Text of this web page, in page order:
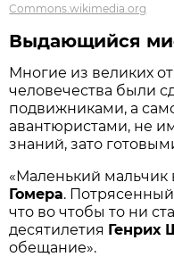
Commons.wikimedia.org
Выдающийся
Многие из великих
человечества были
подвижниками, а
авантюристами, не
знаний, зато
«Маленький мальчик
Гомера.
что во чтобы то ни
десятилетия Генрих
обещание».